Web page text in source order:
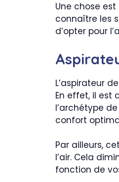
Une chose
connaître les
d’opter pour
L’aspirateur
En effet, il est
l’archétype
confort
Par ailleurs,
l’air. Cela
fonction de